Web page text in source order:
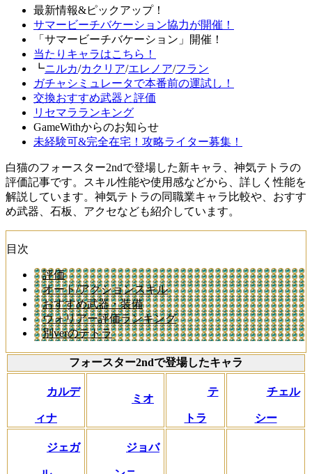
最新情報&ピックアップ！
サマービーチバケーション協力が開催！
「サマービーチバケーション」開催！
当たりキャラはこちら！
┗ニルカ/カクリア/エレノア/フラン
ガチャシミュレータで本番前の運試し！
交換おすすめ武器と評価
リセマラランキング
GameWithからのお知らせ
未経験可&完全在宅！攻略ライター募集！
白猫のフォースター2ndで登場した新キャラ、神気テトラの
評価記事です。スキル性能や使用感などから、詳しく性能を
解説しています。神気テトラの同職業キャラ比較や、おすす
め武器、石板、アクセなども紹介しています。
目次
評価
オート/アクションスキル
おすすめ武器・装備
ウォリアー評価ランキング
別verのテトラ
フォースター2ndで登場したキャラ
カルデ
ィナ
ミオ
テ
トラ
チェル
シー
ジェガ ジョバ